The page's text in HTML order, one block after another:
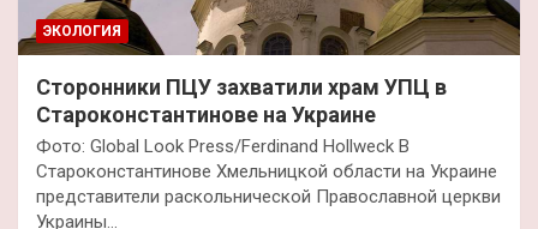
ЭКОЛОГИЯ
Сторонники ПЦУ захватили храм УПЦ в
Староконстантинове на Украине
Фото: Global Look Press/Ferdinand Hollweck В
Староконстантинове Хмельницкой области на Украине
представители раскольнической Православной церкви
Украины…